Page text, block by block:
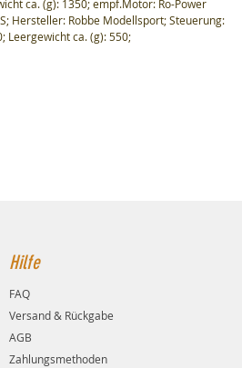
ca. (g): 1350; empf.Motor: Ro-Power
Hersteller: Robbe Modellsport; Steuerung:
Leergewicht ca. (g): 550;
Hilfe
FAQ
Versand & Rückgabe
AGB
Zahlungsmethoden